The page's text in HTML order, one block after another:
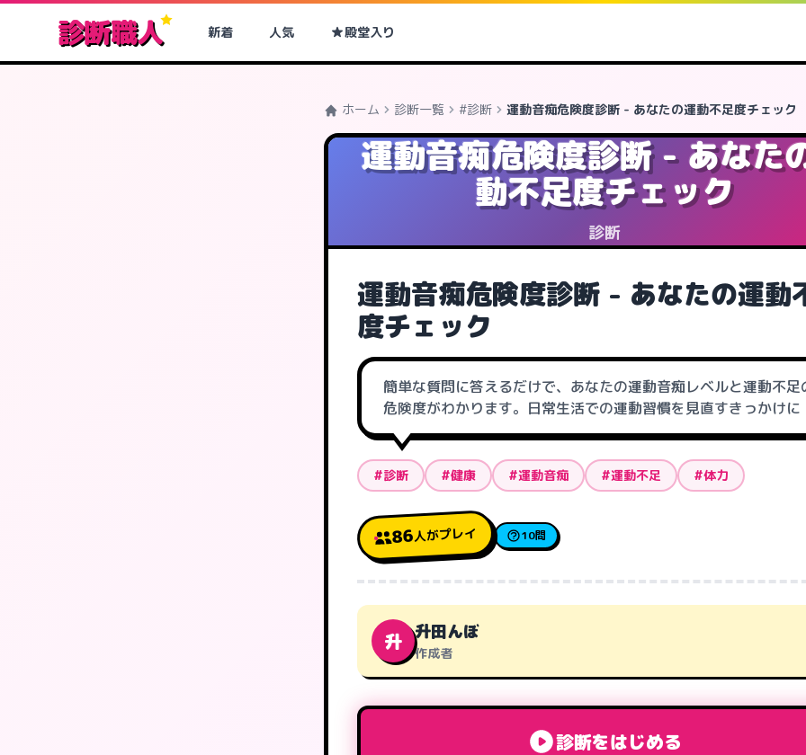
診断職人 新着 人気 殿堂入り
ホーム 診断一覧 #診断 運動音痴危険度診断 - あなたの運動不足度チェック
運動音痴危険度診断 - あなた
動不足度チェック
診断
運動音痴危険度診断 - あなたの運動
度チェック
簡単な質問に答えるだけで、あなたの運動音痴レベルと運動不足
危険度がわかります。日常生活での運動習慣を見直すきっかけに
#診断 #健康 #運動音痴 #運動不足 #体力
86人がプレイ 10問
升 升田んぼ
作成者
診断をはじめる